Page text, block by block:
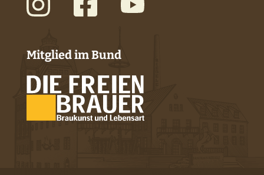
Mitglied im Bund